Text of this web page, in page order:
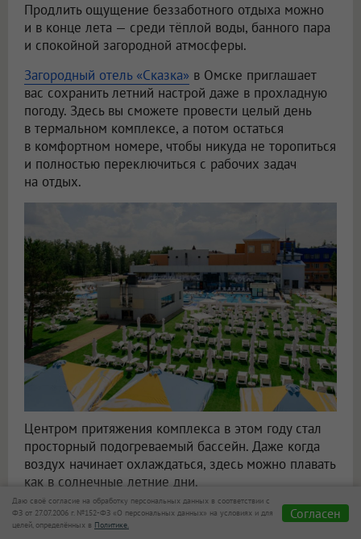
Продлить ощущение беззаботного отдыха можно
и в конце лета — среди тёплой воды, банного пара
и спокойной загородной атмосферы.
Загородный отель «Сказка» в Омске приглашает
вас сохранить летний настрой даже в прохладную
погоду. Здесь вы сможете провести целый день
в термальном комплексе, а потом остаться
в комфортном номере, чтобы никуда не торопиться
и полностью переключиться с рабочих задач
на отдых.
Центром притяжения комплекса в этом году стал
просторный подогреваемый бассейн. Даже когда
воздух начинает охлаждаться, здесь можно плавать
как в солнечные летние дни.
В комплексе есть бани, где проходят коллективные
парения — после них особенно приятно снова
Даю своё согласие на обработку персональных данных в соответствии с
ФЗ от 27.07.2006 г. №152-ФЗ «О персональных данных» на условиях и для
целей, определённых в Политике.
Согласен